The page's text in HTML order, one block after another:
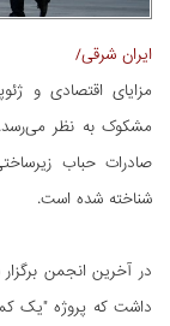
ایران شرقی/
مزایای اقتصادی و
مشکوک به نظر می‌رسد.
صادرات حباب
شناخته شده است.
در آخرین انجمن
داشت که پروژه "یک